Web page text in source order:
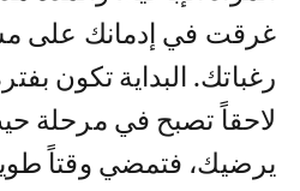
غرقت في إدمانك على
رغباتك. البداية تكون
لاحقاً تصبح في مرحلة
يرضيك، فتمضي وقتاً